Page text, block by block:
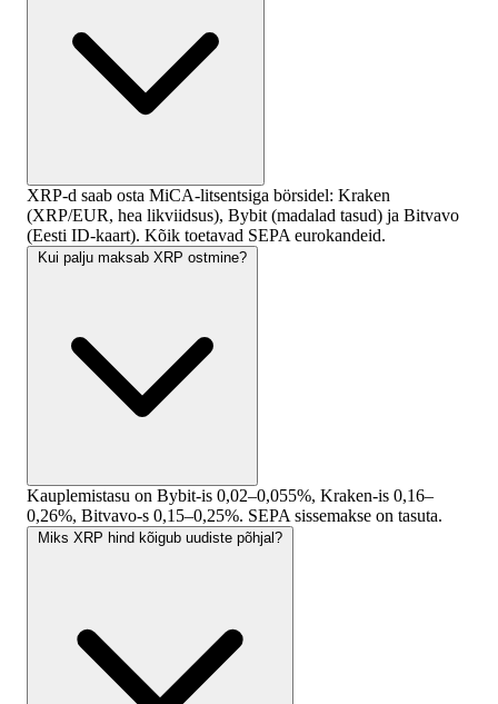
XRP-d saab osta MiCA-litsentsiga börsidel: Kraken
(XRP/EUR, hea likviidsus), Bybit (madalad tasud) ja Bitvavo
(Eesti ID-kaart). Kõik toetavad SEPA eurokandeid.
Kui palju maksab XRP ostmine?
Kauplemistasu on Bybit-is 0,02–0,055%, Kraken-is 0,16–
0,26%, Bitvavo-s 0,15–0,25%. SEPA sissemakse on tasuta.
Miks XRP hind kõigub uudiste põhjal?